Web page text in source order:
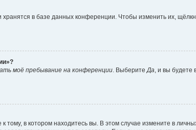
в базе данных конференции. Чтобы изменить их,
моё пребывание на конференции. ВыберитеДа, и вы будете
в котором находитесь вы. В этом случае измените в